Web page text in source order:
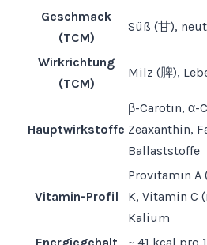
Geschmack
(TCM)
Süß (甘),
Wirkrichtung
(TCM)
Milz (脾),
Hauptwirkstoffe
β-Carotin, α-
Zeaxanthin,
Ballaststoffe
Vitamin-Profil
Provitamin A
K, Vitamin C
Kalium